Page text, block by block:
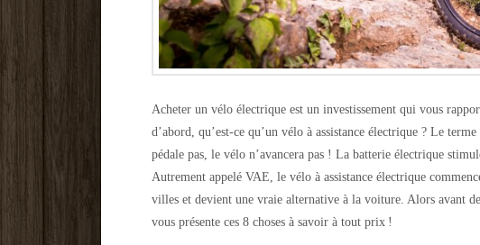
Acheter un vélo électrique est un investissement qui vous
d’abord, qu’est-ce qu’un vélo à assistance électrique ? Le
pédale pas, le vélo n’avancera pas ! La batterie électrique
Autrement appelé VAE, le vélo à assistance électrique
villes et devient une vraie alternative à la voiture. Alors avant
vous présente ces 8 choses à savoir à tout prix !